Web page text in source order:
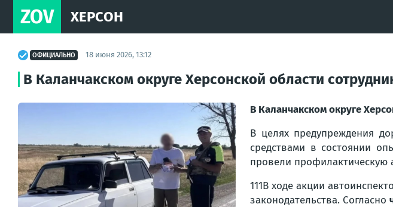
ZOV ХЕРСОН
ОФИЦИАЛЬНО 18 июня 2026, 13:12
В Каланчакском округе Херсонской области
В Каланчакском округе
В целях предупреждения
средствами в состоянии
провели профилактическую
111В ходе акции
законодательства. Согласно